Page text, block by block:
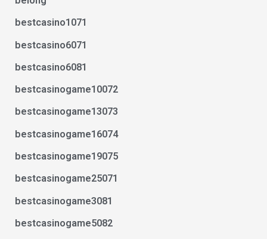
bestcasino1071
bestcasino6071
bestcasino6081
bestcasinogame10072
bestcasinogame13073
bestcasinogame16074
bestcasinogame19075
bestcasinogame25071
bestcasinogame3081
bestcasinogame5082